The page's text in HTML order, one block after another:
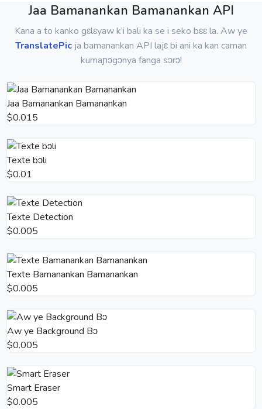
Jaa Bamanankan Bamanankan API
Kana a to kanko gɛlɛyaw k’i bali ka se i seko bɛɛ la. Aw ye
TranslatePic ja bamanankan API lajɛ bi ani ka kan caman
kumaɲɔgɔnya fanga sɔrɔ!
Jaa Bamanankan Bamanankan
$0.015
Texte bɔli
$0.01
Texte Detection
$0.005
Texte Bamanankan Bamanankan
$0.005
Aw ye Background Bɔ
$0.005
Smart Eraser
$0.005